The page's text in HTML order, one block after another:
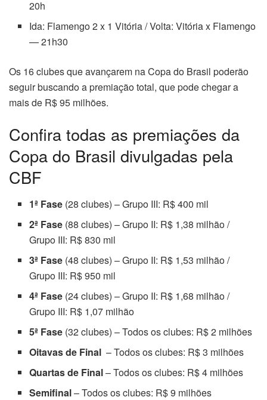
20h
Ida: Flamengo 2 x 1 Vitória / Volta: Vitória x Flamengo
— 21h30
Os 16 clubes que avançarem na Copa do Brasil poderão
seguir buscando a premiação total, que pode chegar a
mais de R$ 95 milhões.
Confira todas as premiações da
Copa do Brasil divulgadas pela
CBF
1ª Fase (28 clubes) – Grupo III: R$ 400 mil
2ª Fase (88 clubes) – Grupo II: R$ 1,38 milhão /
Grupo III: R$ 830 mil
3ª Fase (48 clubes) – Grupo II: R$ 1,53 milhão /
Grupo III: R$ 950 mil
4ª Fase (24 clubes) – Grupo II: R$ 1,68 milhão /
Grupo III: R$ 1,07 milhão
5ª Fase (32 clubes) – Todos os clubes: R$ 2 milhões
Oitavas de Final – Todos os clubes: R$ 3 milhões
Quartas de Final– Todos os clubes: R$ 4 milhões
Semifinal– Todos os clubes: R$ 9 milhões